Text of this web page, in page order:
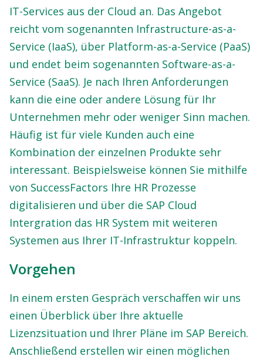
IT-Services aus der Cloud an. Das Angebot
reicht vom sogenannten Infrastructure-as-a-
Service (IaaS), über Platform-as-a-Service (PaaS)
und endet beim sogenannten Software-as-a-
Service (SaaS). Je nach Ihren Anforderungen
kann die eine oder andere Lösung für Ihr
Unternehmen mehr oder weniger Sinn machen.
Häufig ist für viele Kunden auch eine
Kombination der einzelnen Produkte sehr
interessant. Beispielsweise können Sie mithilfe
von SuccessFactors Ihre HR Prozesse
digitalisieren und über die SAP Cloud
Intergration das HR System mit weiteren
Systemen aus Ihrer IT-Infrastruktur koppeln.
Vorgehen
In einem ersten Gespräch verschaffen wir uns
einen Überblick über Ihre aktuelle
Lizenzsituation und Ihrer Pläne im SAP Bereich.
Anschließend erstellen wir einen möglichen